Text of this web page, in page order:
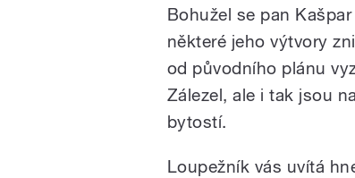
Bohužel se pan
některé jeho výtvory
od původního plánu
Zálezel, ale i tak jsou
bytostí.
Loupežník vás uvítá